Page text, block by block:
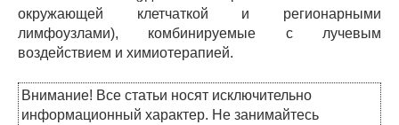
окружающей клетчаткой и регионарными
лимфоузлами), комбинируемые с лучевым
воздействием и химиотерапией.
Внимание! Все статьи носят исключительно
информационный характер. Не занимайтесь